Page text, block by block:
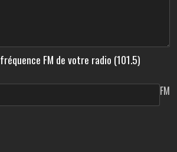
FM de votre radio (101.5)
FM